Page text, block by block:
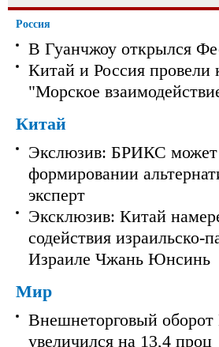
Россия
В Гуанчжоу открылся
Китай и Россия
"Морское
Китай
Экслюзив: БРИКС может
формировании
эксперт
Эксклюзив: Китай
содействия
Израиле Чжань Юнсинь
Мир
Внешнеторговый оборот
увеличился на 13,4 проц